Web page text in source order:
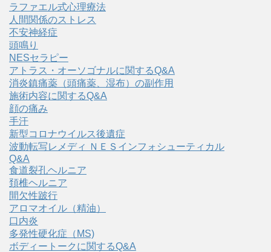
ラファエル式心理療法
人間関係のストレス
不安神経症
頭鳴り
NESセラピー
アトラス・オーソゴナルに関するQ&A
消炎鎮痛薬（頭痛薬、湿布）の副作用
施術内容に関するQ&A
顔の痛み
手汗
新型コロナウイルス後遺症
波動転写レメディ ＮＥＳインフォシューティカル
Q&A
食道裂孔ヘルニア
頚椎ヘルニア
間欠性跛行
アロマオイル（精油）
口内炎
多発性硬化症（MS)
ボディートークに関するQ&A